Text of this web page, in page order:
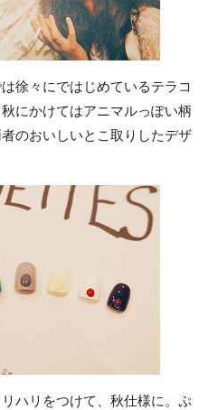
徐々にではじめているテラコ
にかけてはアニマルっぽい柄
のおいしいとこ取りしたデザ
ハリをつけて、秋仕様に。ぷ